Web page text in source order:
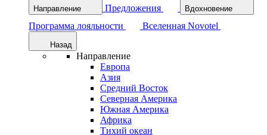
Направление Предложения Вдохновение
Программа лояльности Вселенная Novotel
Назад
Направление
Европа
Азия
Средний Восток
Северная Америка
Южная Америка
Африка
Тихий океан